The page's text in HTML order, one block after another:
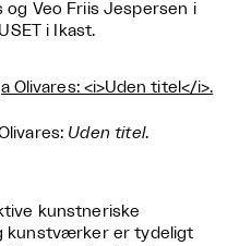
og Veo Friis Jespersen i
i Ikast.
Uden titel.
kunstneriske
kunstværker er tydeligt